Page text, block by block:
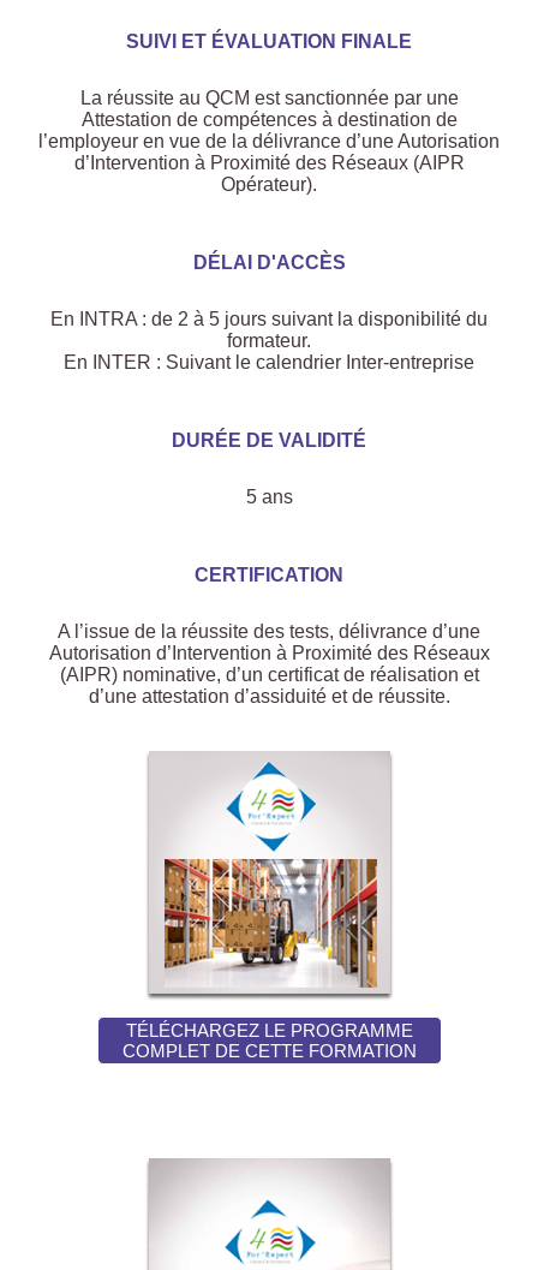
SUIVI ET ÉVALUATION FINALE
La réussite au QCM est sanctionnée par une
Attestation de compétences à destination de
l’employeur en vue de la délivrance d’une Autorisation
d’Intervention à Proximité des Réseaux (AIPR
Opérateur).
DÉLAI D'ACCÈS
En INTRA : de 2 à 5 jours suivant la disponibilité du
formateur.
En INTER : Suivant le calendrier Inter-entreprise
DURÉE DE VALIDITÉ
5 ans
CERTIFICATION
A l’issue de la réussite des tests, délivrance d’une
Autorisation d’Intervention à Proximité des Réseaux
(AIPR) nominative, d’un certificat de réalisation et
d’une attestation d’assiduité et de réussite.
TÉLÉCHARGEZ LE PROGRAMME
COMPLET DE CETTE FORMATION